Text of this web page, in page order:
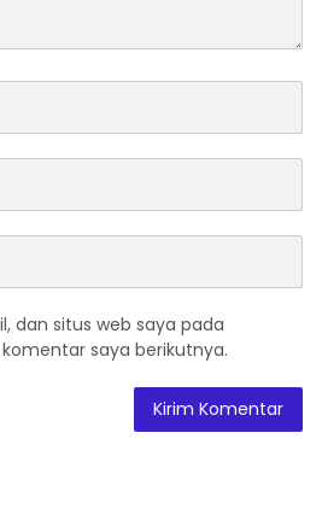
dan situs web saya pada
saya berikutnya.